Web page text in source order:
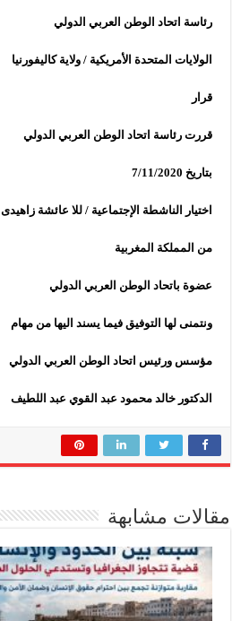
رئاسة اتحاد الوطن العربي الدولي
الولايات المتحدة الأمريكية / ولاية كاليفورنيا
قرار
قررت رئاسة اتحاد الوطن العربي الدولي
بتاريخ 7/11/2020
اختيار الناشطة الإجتماعية / للا عائشة زاهيدى
من المملكة المغربية
عضوة باتحاد الوطن العربي الدولي
ونتمنى لها التوفيق فيما يسند اليها من مهام
مؤسس ورئيس اتحاد الوطن العربي الدولي
الدكتور خالد محمود عبد القوي عبد اللطيف
مقالات مشابهة